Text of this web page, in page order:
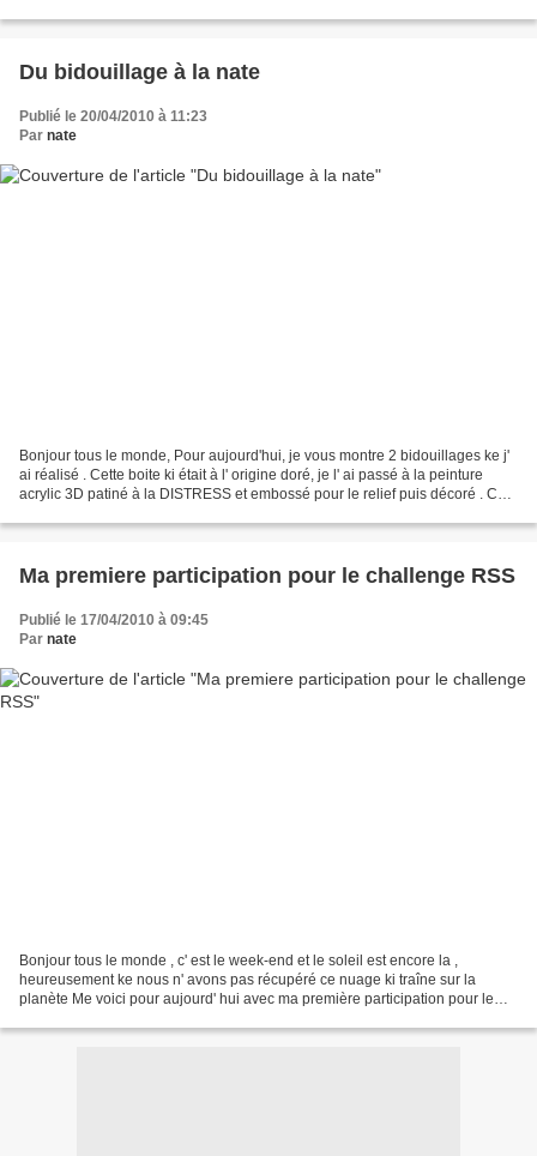
Du bidouillage à la nate
Publié le 20/04/2010 à 11:23
Par nate
Bonjour tous le monde, Pour aujourd'hui, je vous montre 2 bidouillages ke j'
ai réalisé . Cette boite ki était à l' origine doré, je l' ai passé à la peinture
acrylic 3D patiné à la DISTRESS et embossé pour le relief puis décoré . Ce
Ma premiere participation pour le challenge RSS
Publié le 17/04/2010 à 09:45
Par nate
Bonjour tous le monde , c' est le week-end et le soleil est encore la ,
heureusement ke nous n' avons pas récupéré ce nuage ki traîne sur la
planète Me voici pour aujourd' hui avec ma première participation pour le